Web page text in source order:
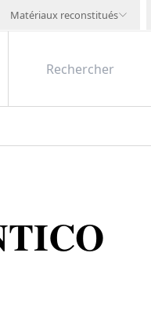
Matériaux reconstitués